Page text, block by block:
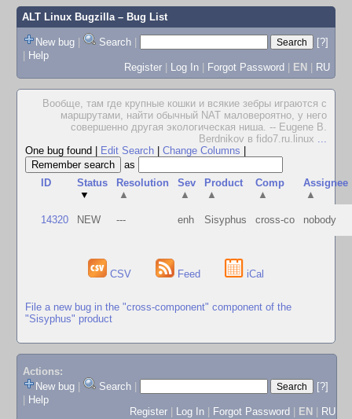
ALT Linux Bugzilla– Bug List
New bug | Search |
[?]
| Help
Register | Log In | Forgot Password | EN | RU
Вообще, там где крупные кошки и всякие зебры играются с
маршрутами, найти обычный NAT маловероятно, у него
совершенно другая экологическая ниша. -- Eugene B.
Berdnikov в fido7.ru.linux ...
One bug found
Edit Search Change Columns
as
ID
Status
▼
Resolution
▲
Sev
▲
Product
▲
Comp
▲
Assignee
▲
14320 NEW --- enh Sisyphus cross-co nobody
CSV Feed iCal
File a new bug in the "cross-component" component of the
"Sisyphus" product
Actions:
New bug
Search
[?]
Help
Register
Log In Forgot Password EN RU